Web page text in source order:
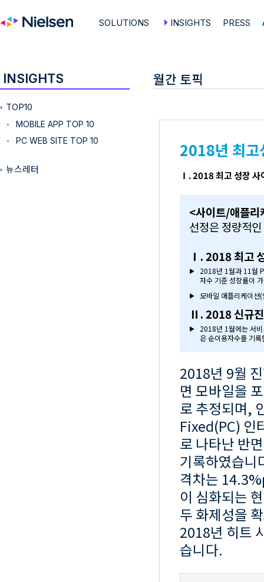
SOLUTIONS INSIGHTS PRESS
INSIGHTS
TOP10
MOBILE APP TOP 10
PC WEB SITE TOP 10
뉴스레터
월간 토픽
2018년 최고
Ⅰ. 2018 최고 성장 사
<사이트/애플리
선정은 정량적
Ⅰ. 2018 최고
▶
2018년 1월과 11월
자수 기준 성장률이
▶ 모바일 애플리케이션
Ⅱ. 2018 신규
▶
2018년 1월에는 서
은 순이용자수를 기
2018년 9월
면 모바일을
로 추정되며,
Fixed(PC) 인
로 나타난 반
기록하였습니
격차는
이 심화되는
두 화제성을
2018년 히트
습니다.